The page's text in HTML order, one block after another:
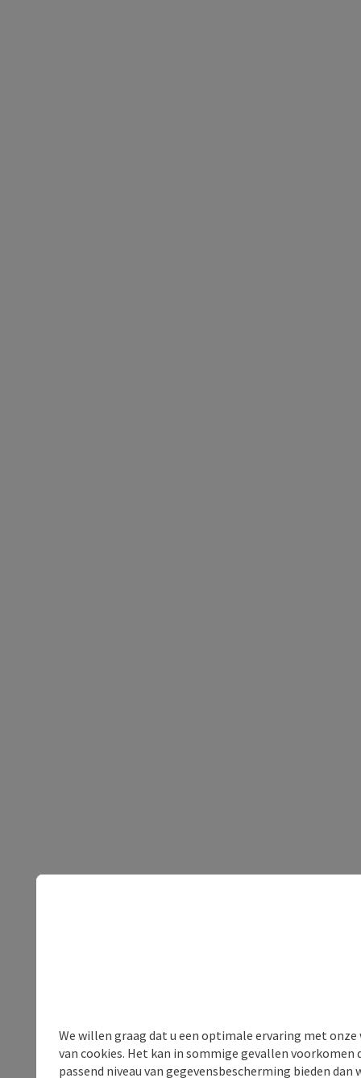
We willen graag dat u een optimale ervaring met
van cookies. Het kan in sommige gevallen voorkomen
passend niveau van gegevensbescherming bieden